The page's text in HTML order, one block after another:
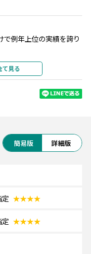
で例年上位の実績を誇り
選された機内食、
インメントをお楽しみ
り予告なく変更となる
・・
都市の1つ、約3,400年の
神殿をはじめ数々の遺
アップされた幻想的な
て見る
簡易版 詳細版
定 ★★★★
★★★★